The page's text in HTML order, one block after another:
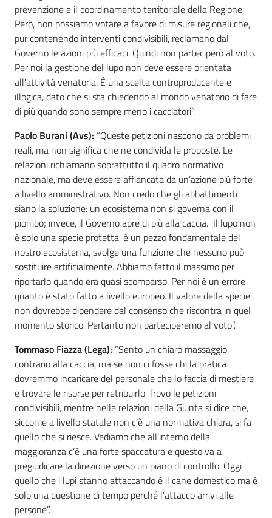
prevenzione e il coordinamento territoriale della Regione.
Però, non possiamo votare a favore di misure regionali che,
pur contenendo interventi condivisibili, reclamano dal
Governo le azioni più efficaci. Quindi non parteciperò al voto.
Per noi la gestione del lupo non deve essere orientata
all'attività venatoria. È una scelta controproducente e
illogica, dato che si sta chiedendo al mondo venatorio di fare
di più quando sono sempre meno i cacciatori”.
Paolo Burani (Avs): “Queste petizioni nascono da problemi
reali, ma non significa che ne condivida le proposte. Le
relazioni richiamano soprattutto il quadro normativo
nazionale, ma deve essere affiancata da un’azione più forte
a livello amministrativo. Non credo che gli abbattimenti
siano la soluzione: un ecosistema non si governa con il
piombo; invece, il Governo apre di più alla caccia. Il lupo non
è solo una specie protetta, è un pezzo fondamentale del
nostro ecosistema, svolge una funzione che nessuno può
sostituire artificialmente. Abbiamo fatto il massimo per
riportarlo quando era quasi scomparso. Per noi è un errore
quanto è stato fatto a livello europeo. Il valore della specie
non dovrebbe dipendere dal consenso che riscontra in quel
momento storico. Pertanto non parteciperemo al voto”.
Tommaso Fiazza (Lega): “Sento un chiaro massaggio
contrario alla caccia, ma se non ci fosse chi la pratica
dovremmo incaricare del personale che lo faccia di mestiere
e trovare le risorse per retribuirlo. Trovo le petizioni
condivisibili, mentre nelle relazioni della Giunta si dice che,
siccome a livello statale non c’è una normativa chiara, si fa
quello che si riesce. Vediamo che all’interno della
maggioranza c’è una forte spaccatura e questo va a
pregiudicare la direzione verso un piano di controllo. Oggi
quello che i lupi stanno attaccando è il cane domestico ma è
solo una questione di tempo perché l’attacco arrivi alle
persone”.